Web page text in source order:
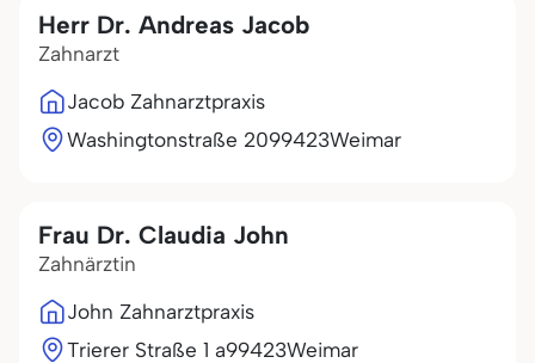
Herr Dr. Andreas Jacob
Zahnarzt
Jacob Zahnarztpraxis
Washingtonstraße 2099423Weimar
Frau Dr. Claudia John
Zahnärztin
John Zahnarztpraxis
Trierer Straße 1 a99423Weimar